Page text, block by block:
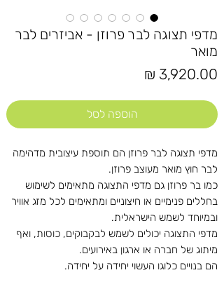
מדפי תצוגה לבר פרוזן - אביזרים לבר
מואר
הוספה לסל
מדפי תצוגה לבר פרוזן הם תוספת עיצובית מדהימה
לבר חוץ מואר מעוצב פרוזן.
כמו בר פרוזן גם מדפי התצוגה מתאימים לשימוש
בחללים פנימיים או חיצוניים ומתאימים לכל מזג אוויר
ובמיוחד לשמש הישראלית.
מדפי התצוגה יכולים לשמש לבקבוקים, כוסות, ואף
מיתוג של חברה או ארגון באירועים.
הם בנויים כלוגו העשוי יחידה על יחידה.